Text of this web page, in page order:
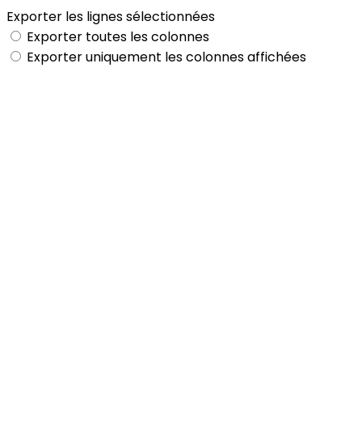
Exporter les lignes sélectionnées
Exporter toutes les colonnes
Exporter uniquement les colonnes affichées